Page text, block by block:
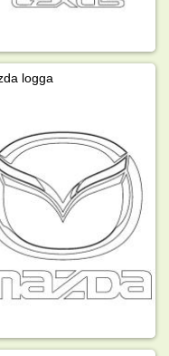
logga